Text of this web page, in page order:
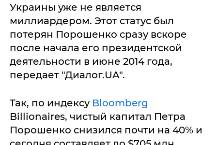
Украины уже не является
миллиардером. Этот статус был
потерян Порошенко сразу вскоре
после начала его президентской
деятельности в июне 2014 года,
передает "Диалог.UA".
Так, по индексу Bloomberg
Billionaires, чистый капитал Петра
Порошенко снизился почти на 40% и